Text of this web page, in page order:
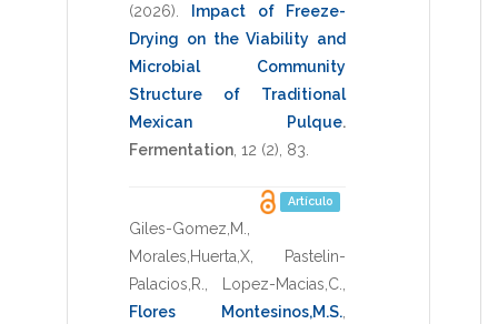
(2026)
Impact of Freeze-
Drying on the Viability and
Microbial Community
Structure of Traditional
Mexican Pulque.
Fermentation 12 (2), 83
Artículo
Giles-Gomez,M.
Morales,Huerta,X
Pastelin-
Palacios,R.
Lopez-Macias,C.
Flores Montesinos,M.S.